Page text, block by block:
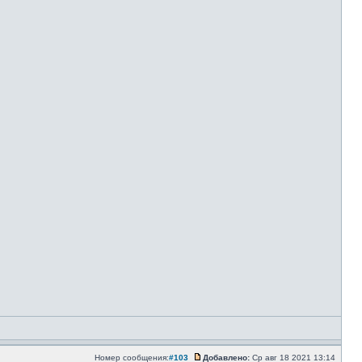
Номер сообщения:#103 Добавлено: Ср авг 18 2021 13:14